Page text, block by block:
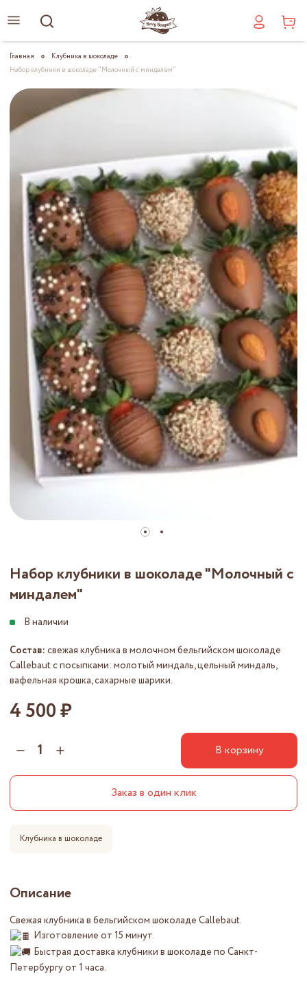
Главная
Клубника в шоколаде
Набор клубники в шоколаде "Молочный с миндалем"
Набор клубники в шоколаде "Молочный с
миндалем"
Состав: свежая клубника в молочном бельгийском шоколаде
Callebaut с посыпками: молотый миндаль, цельный миндаль,
вафельная крошка, сахарные шарики.
4 500 ₽
В корзину
Заказ в один клик
Клубника в шоколаде
Описание
Свежая клубника в бельгийском шоколаде Callebaut.
Изготовление от 15 минут.
Быстрая доставка клубники в шоколаде по Санкт-
Петербургу от 1 часа.